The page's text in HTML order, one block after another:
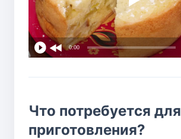
0:00
Что потребуется для
приготовления?